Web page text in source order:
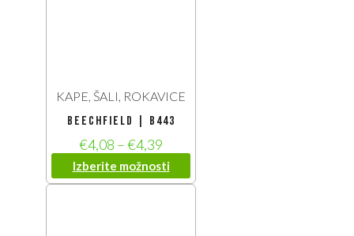
KAPE, ŠALI, ROKAVICE
Beechfield | B443
€4,08 –€4,39
Izberite možnosti